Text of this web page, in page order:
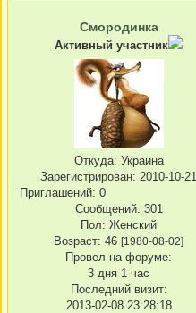
Смородинка
Активный участник
Откуда: Украина
Зарегистрирован: 2010-10-21
Приглашений: 0
Сообщений: 301
Пол: Женский
Возраст: 46 [1980-08-02]
Провел на форуме:
3 дня 1 час
Последний визит:
2013-02-08 23:28:18